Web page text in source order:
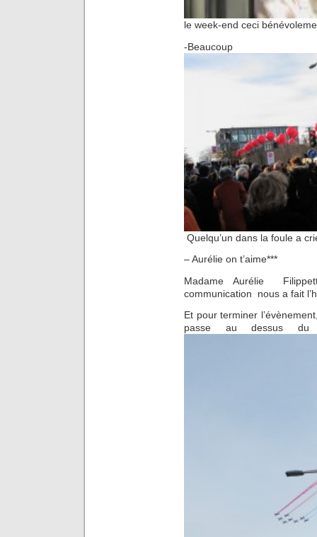
le week-end ceci
-
Quelqu’un dans la foule a
– Aurélie on t’aime***
Madame Aurélie
communication nous a fait
Et pour terminer
passe au dessus